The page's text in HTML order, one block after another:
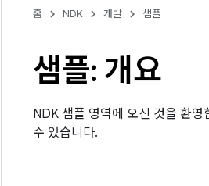
홈 NDK 개발 샘플
샘플: 개요
NDK 샘플 영역에 오신 것을 환
수 있습니다.